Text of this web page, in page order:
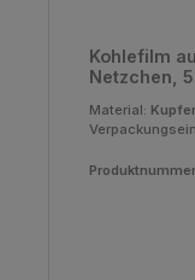
Kohlefilm
Netzchen,
Material: Kupfer